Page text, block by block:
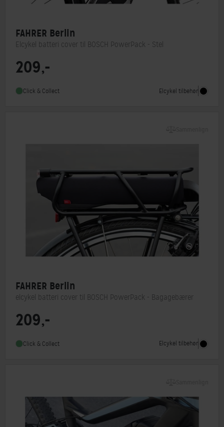
FAHRER Berlin
Elcykel batteri cover til BOSCH PowerPack - Stel
209,-
Click & Collect Elcykel tilbehør
FAHRER Berlin
elcykel batteri cover til BOSCH PowerPack - Bagagebærer
209,-
Click & Collect Elcykel tilbehør